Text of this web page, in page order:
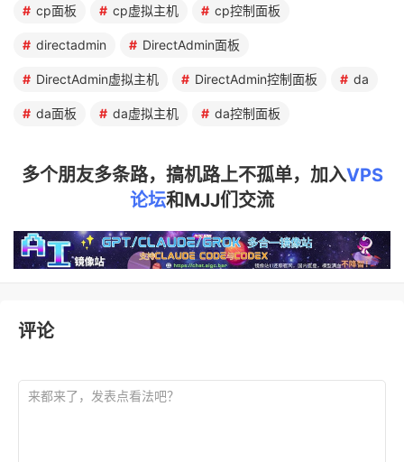
cp面板 cp虚拟主机 cp控制面板
directadmin DirectAdmin面板
DirectAdmin虚拟主机 DirectAdmin控制面板 da
da面板 da虚拟主机 da控制面板
多个朋友多条路，搞机路上不孤单，加入VPS
论坛和MJJ们交流
评论